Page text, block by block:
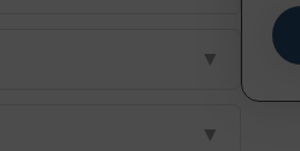
▼
▼